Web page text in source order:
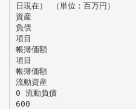
日現在） （単位：百万円）
資産
負債
項目
帳簿価額
項目
帳簿価額
流動資産
0 流動負債
600